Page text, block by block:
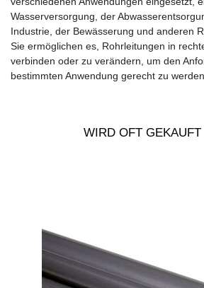
Wasserversorgung, der
Industrie, der Bewässerung und anderen
Sie ermöglichen es, Rohrleitungen in
verbinden oder zu verändern, um den
bestimmten Anwendung gerecht zu werden.
WIRD OFT GEKAUFT